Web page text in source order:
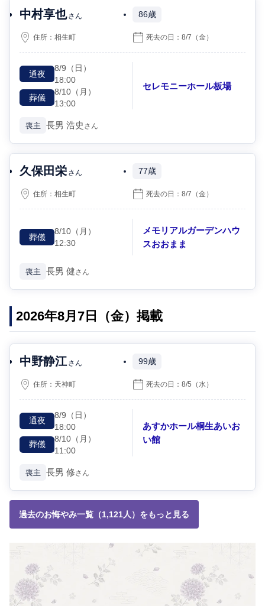
中村享也 さん 86歳
住所：相生町 死去の日：8/7 （金）
通夜
8/9 （日）
18:00
葬儀
8/10 （月）
13:00
セレモニーホール板場
喪主 長男 浩史 さん
久保田栄 さん 77歳
住所：相生町 死去の日：8/7 （金）
葬儀
8/10 （月）
12:30
メモリアルガーデンハウ
スおおまま
喪主 長男 健さん
2026年8月7日（金）掲載
中野静江 さん 99歳
住所： 天神町 死去の日：8/5 （水）
通夜
8/9 （日）
18:00
葬儀
8/10 （月）
11:00
あすかホール桐生あいお
い館
喪主 長男 修さん
過去のお悔やみ一覧（1,121人）をもっと見る